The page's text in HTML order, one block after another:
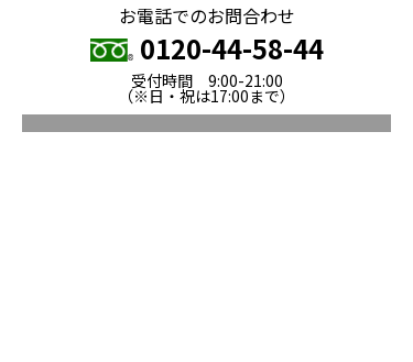
お電話でのお問合わせ
0120-44-58-44
受付時間 9:00-21:00
（※日・祝は17:00まで）
メールでのお問合わせ